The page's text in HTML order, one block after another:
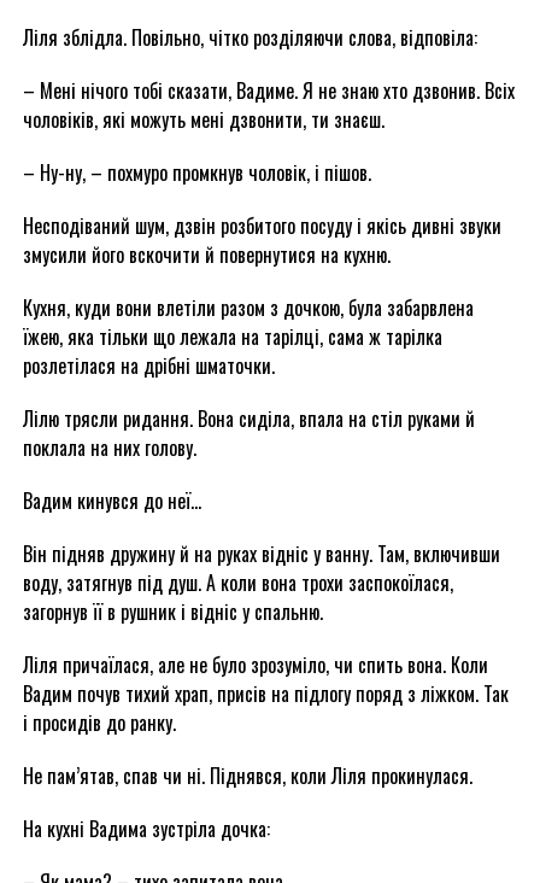
Ліля зблідла. Повільно, чітко розділяючи слова, відповіла:
– Мені нічого тобі сказати, Вадиме. Я не знаю хто дзвонив. Всіх
чоловіків, які можуть мені дзвонити, ти знаєш.
– Ну-ну, – похмуро промкнув чоловік, і пішов.
Несподіваний шум, дзвін розбитого посуду і якісь дивні звуки
змусили його вскочити й повернутися на кухню.
Кухня, куди вони влетіли разом з дочкою, була забарвлена
їжею, яка тільки що лежала на тарілці, сама ж тарілка
розлетілася на дрібні шматочки.
Лілю трясли ридання. Вона сиділа, впала на стіл руками й
поклала на них голову.
Вадим кинувся до неї…
Він підняв дружину й на руках відніс у ванну. Там, включивши
воду, затягнув під душ. А коли вона трохи заспокоїлася,
загорнув її в рушник і відніс у спальню.
Ліля причаїлася, але не було зрозуміло, чи спить вона. Коли
Вадим почув тихий храп, присів на підлогу поряд з ліжком. Так
і просидів до ранку.
Не пам’ятав, спав чи ні. Піднявся, коли Ліля прокинулася.
На кухні Вадима зустріла дочка: